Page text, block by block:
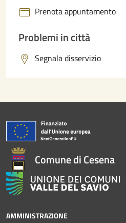
Prenota appuntamento
Problemi in città
Segnala disservizio
Comune di Cesena
AMMINISTRAZIONE